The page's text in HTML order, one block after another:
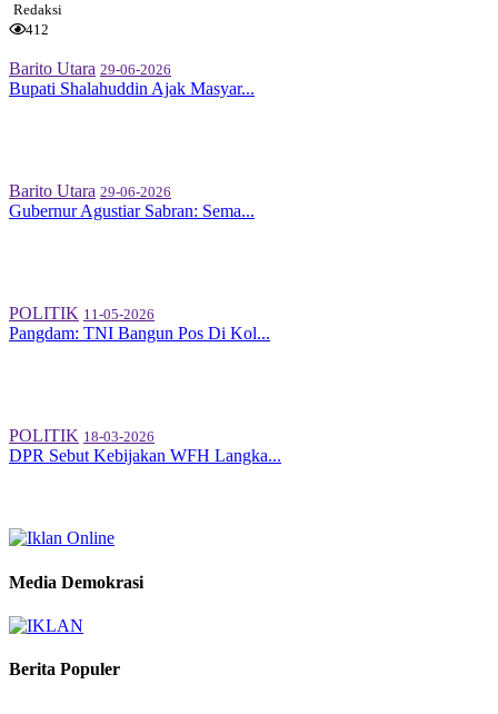
Redaksi
412
Barito Utara 29-06-2026
Bupati Shalahuddin Ajak Masyar...
Barito Utara 29-06-2026
Gubernur Agustiar Sabran: Sema...
POLITIK 11-05-2026
Pangdam: TNI Bangun Pos Di Kol...
POLITIK 18-03-2026
DPR Sebut Kebijakan WFH Langka...
Media Demokrasi
Berita Populer